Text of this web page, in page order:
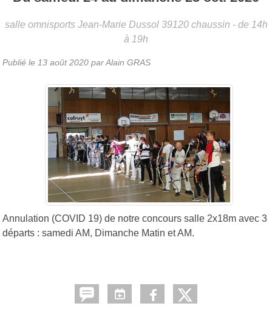
salle omnisports Jean-Marie Dussol 39120 chaussin - de 14h
à 19h
Publié le 13 août 2020 par Alain GRAS
Annulation (COVID 19) de notre concours salle 2x18m avec 3
départs : samedi AM, Dimanche Matin et AM.